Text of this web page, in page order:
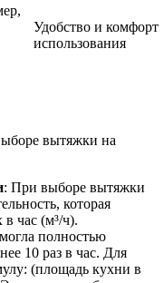
Удобство и комфорт
использования
вытяжки на
: При выборе вытяжки
которая
в час (м³/ч).
полностью
10 раз в час. Для
(площадь кухни в